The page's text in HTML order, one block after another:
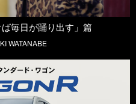
毎日が踊り出す」篇
WATANABE